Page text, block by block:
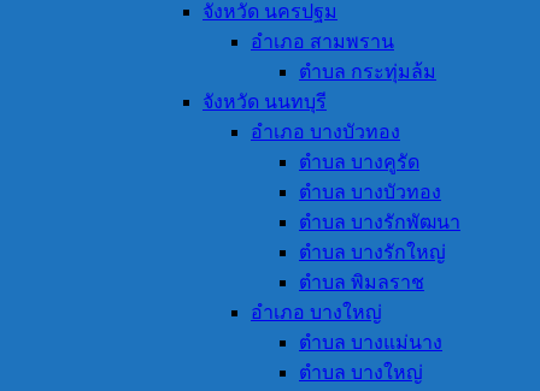
จังหวัด นครปฐม
อำเภอ สามพราน
ตำบล กระทุ่มล้ม
จังหวัด นนทบุรี
อำเภอ บางบัวทอง
ตำบล บางคูรัด
ตำบล บางบัวทอง
ตำบล บางรักพัฒนา
ตำบล บางรักใหญ่
ตำบล พิมลราช
อำเภอ บางใหญ่
ตำบล บางแม่นาง
ตำบล บางใหญ่